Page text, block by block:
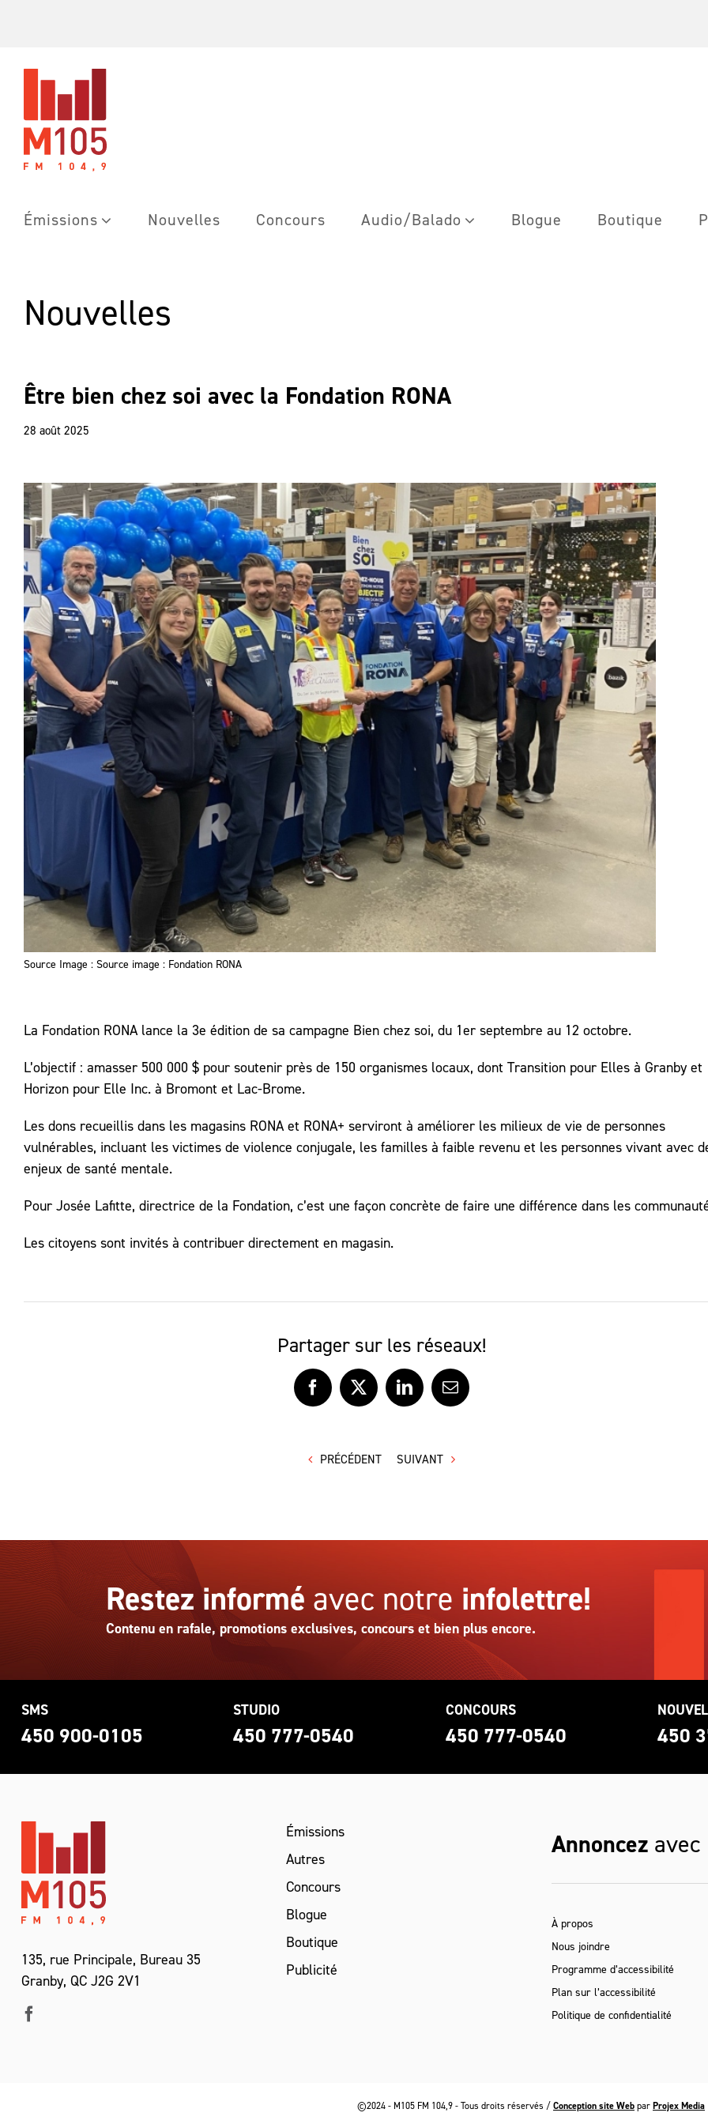
Émissions Nouvelles Concours Audio/Balado Blogue Boutique
Nouvelles
Être bien chez soi avec la Fondation RONA
28 août 2025
Source Image : Source image : Fondation RONA
La Fondation RONA lance la 3e édition de sa campagne Bien chez soi, du 1er septembre au 12 octobre.
L’objectif : amasser 500 000 $ pour soutenir près de 150 organismes locaux, dont Transition pour Elles à Granby et
Horizon pour Elle Inc. à Bromont et Lac-Brome.
Les dons recueillis dans les magasins RONA et RONA+ serviront à améliorer les milieux de vie de personnes
vulnérables, incluant les victimes de violence conjugale, les familles à faible revenu et les personnes vivant avec
enjeux de santé mentale.
Pour Josée Lafitte, directrice de la Fondation, c’est une façon concrète de faire une différence dans les
Les citoyens sont invités à contribuer directement en magasin.
Partager sur les réseaux!
Facebook
X LinkedInCourriel
PRÉCÉDENT SUIVANT
Restez informé avec notre infolettre!
Contenu en rafale, promotions exclusives, concours et bien plus encore.
SMS
450 900-0105
STUDIO
450 777-0540
CONCOURS
450 777-0540 450
135, rue Principale, Bureau 35
Granby, QC J2G 2V1
Émissions
Autres
Concours
Blogue
Boutique
Publicité
Annoncez avec
À propos
Nous joindre
Programme d’accessibilité
Plan sur l’accessibilité
Politique de confidentialité
©2024 - M105 FM 104,9 - Tous droits réservés /Conception site WebparProjex Media